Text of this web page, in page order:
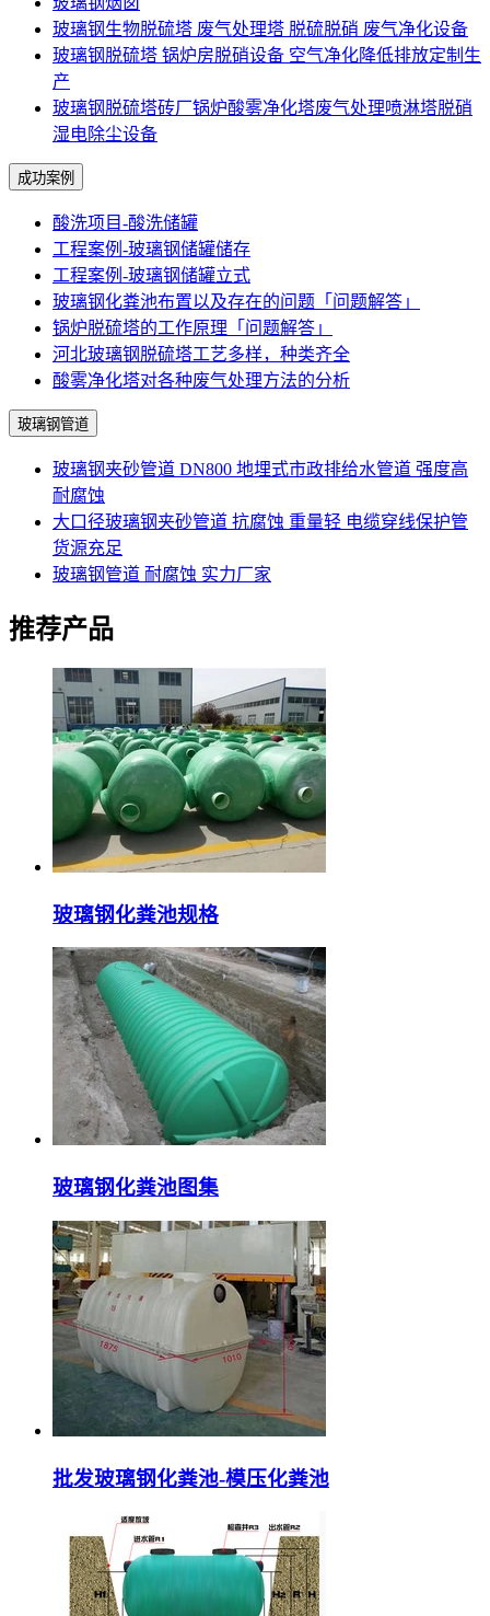
玻璃钢生物脱硫塔 废气处理塔 脱硫脱硝 废气净化设备
玻璃钢脱硫塔 锅炉房脱硝设备 空气净化降低排放定制生
产
玻璃钢脱硫塔砖厂锅炉酸雾净化塔废气处理喷淋塔脱硝
湿电除尘设备
成功案例
酸洗项目-酸洗储罐
工程案例-玻璃钢储罐储存
工程案例-玻璃钢储罐立式
玻璃钢化粪池布置以及存在的问题「问题解答」
锅炉脱硫塔的工作原理「问题解答」
河北玻璃钢脱硫塔工艺多样，种类齐全
酸雾净化塔对各种废气处理方法的分析
玻璃钢管道
玻璃钢夹砂管道 DN800 地埋式市政排给水管道 强度高
耐腐蚀
大口径玻璃钢夹砂管道 抗腐蚀 重量轻 电缆穿线保护管
货源充足
玻璃钢管道 耐腐蚀 实力厂家
推荐产品
玻璃钢化粪池规格
玻璃钢化粪池图集
批发玻璃钢化粪池-模压化粪池